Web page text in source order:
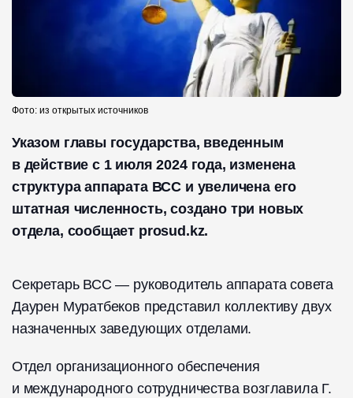
Фото: из открытых источников
Указом главы государства, введенным
в действие с 1 июля 2024 года, изменена
структура аппарата ВСС и увеличена его
штатная численность, создано три новых
отдела, сообщает prosud.kz.
Секретарь ВСС — руководитель аппарата совета
Даурен Муратбеков представил коллективу двух
назначенных заведующих отделами.
Отдел организационного обеспечения
и международного сотрудничества возглавила Г.